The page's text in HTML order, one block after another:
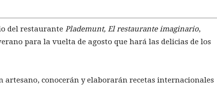
del restaurante Plademunt, El restaurante imaginario,
para la vuelta de agosto que hará las delicias de los
artesano, conocerán y elaborarán recetas internacionales